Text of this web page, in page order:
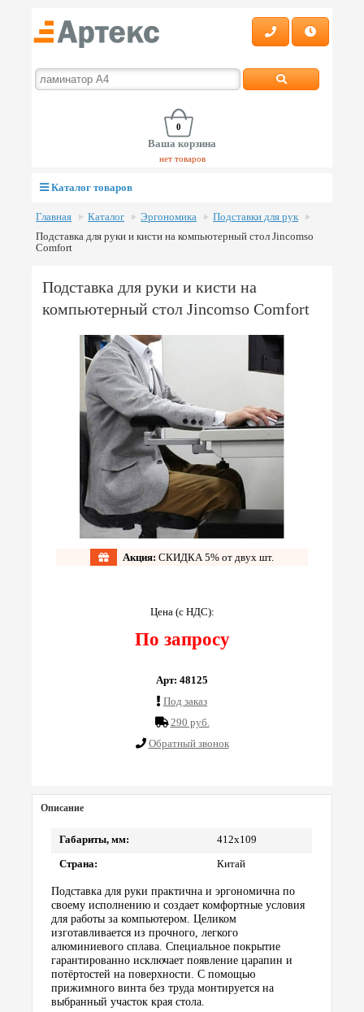
0
Ваша корзина
нет товаров
Каталог товаров
Главная Каталог Эргономика
Подставки для рук
Подставка для руки и кисти на компьютерный стол Jincomso
Comfort
Подставка для руки и кисти на
компьютерный стол Jincomso Comfort
Акция: СКИДКА 5% от двух шт.
Цена (с НДС):
По запросу
Арт: 48125
Под заказ
290 руб.
Обратный звонок
Описание
Габариты, мм: 412х109
Страна: Китай
Подставка для руки практична и эргономична по
своему исполнению и создает комфортные условия
для работы за компьютером. Целиком
изготавливается из прочного, легкого
алюминиевого сплава. Специальное покрытие
гарантированно исключает появление царапин и
потёртостей на поверхности. С помощью
прижимного винта без труда монтируется на
выбранный участок края стола.